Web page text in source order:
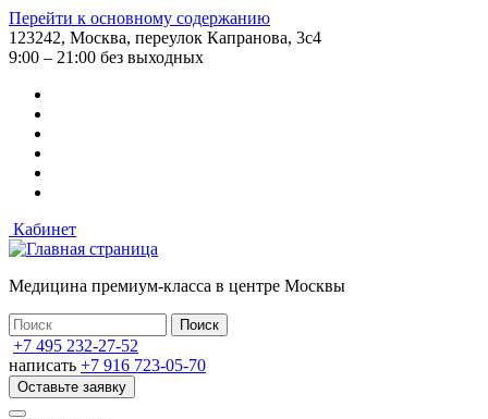
Перейти к основному содержанию
123242, Москва, переулок Капранова, 3с4
9:00 – 21:00 без выходных
Кабинет
Медицина премиум-класса в центре Москвы
+7 495 232-27-52
написать +7 916 723-05-70
Оставьте заявку